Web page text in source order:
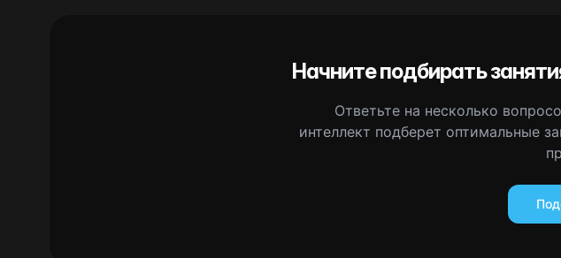
Начните подбирать
Ответьте на несколько
интеллект подберет оптимальные